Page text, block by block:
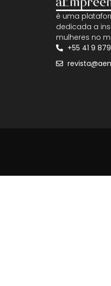
é uma
dedicada a
mulheres no
+55 41 9